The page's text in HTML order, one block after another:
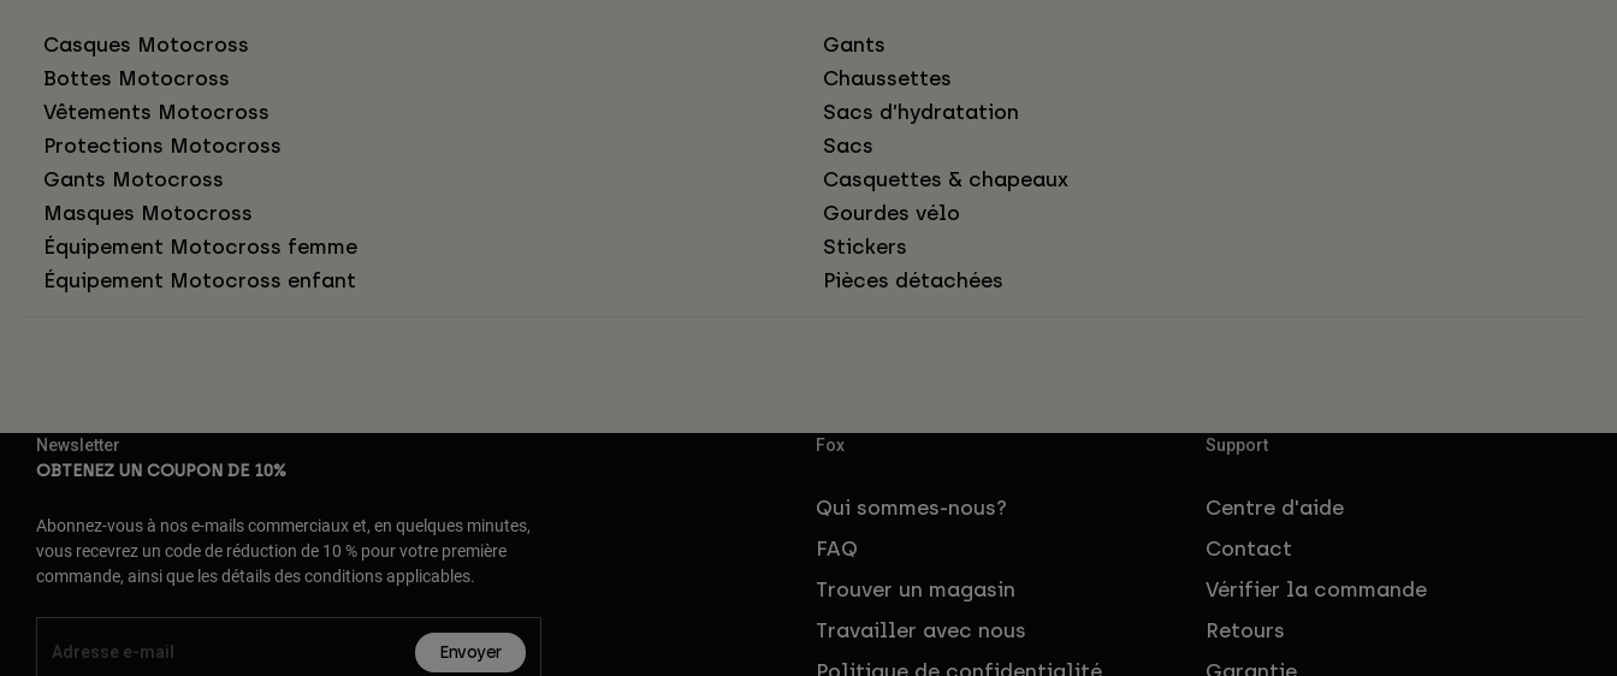
Casques Motocross
Bottes Motocross
Vêtements Motocross
Protections Motocross
Gants Motocross
Masques Motocross
Équipement Motocross femme
Équipement Motocross enfant
Gants
Chaussettes
Sacs d’hydratation
Sacs
Casquettes & chapeaux
Gourdes vélo
Stickers
Pièces détachées
Newsletter
OBTENEZ UN COUPON DE 10%
Abonnez-vous à nos e-mails commerciaux et, en quelques minutes,
vous recevrez un code de réduction de 10 % pour votre première
commande, ainsi que les détails des conditions applicables.
Envoyer
Fox
Qui sommes-nous?
FAQ
Trouver un magasin
Travailler avec nous
Support
Centre d'aide
Contact
Vérifier la commande
Retours